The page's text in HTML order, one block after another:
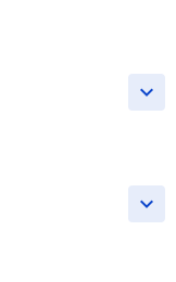
keyboard_arrow_down
keyboard_arrow_down